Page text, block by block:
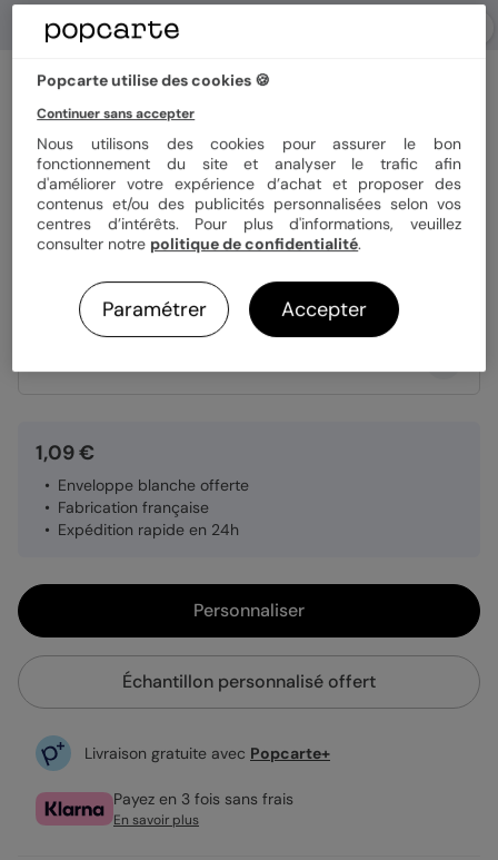
Faire-part baptême
Grand Cadre Blanc
Format 10x15 cm
Papier Papier Satiné
1,09 €
Enveloppe blanche offerte
Fabrication française
Expédition rapide en 24h
Personnaliser
Échantillon personnalisé offert
Livraison gratuite avec Popcarte+
Payez en 3 fois sans frais
En savoir plus
Popcarte utilise des cookies 🍪
Continuer sans accepter
Nous utilisons des cookies pour assurer le bon
fonctionnement du site et analyser le trafic afin
d'améliorer votre expérience d’achat et proposer des
contenus et/ou des publicités personnalisées selon vos
centres d’intérêts. Pour plus d'informations, veuillez
consulter notre politique de confidentialité.
Paramétrer Accepter